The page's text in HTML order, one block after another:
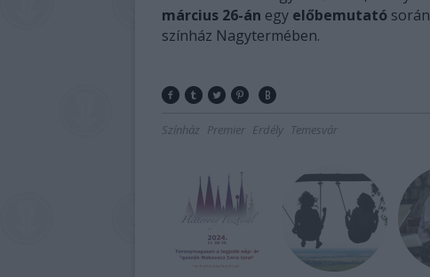
március 26-án egy előbemutató
színház Nagytermében.
Színház Premier Erdély Temesvár